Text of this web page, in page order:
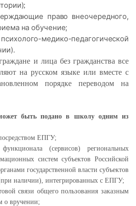
;
право внеочередного,
на обучение;
медико-педагогической
и лица без гражданства все
на русском языке или вместе с
порядке переводом на
быть подано в школу одним из
ЕПГУ;
(сервисов) региональных
систем субъектов Российской
государственной власти субъектов
наличии), интегрированных с ЕПГУ;
связи общего пользования заказным
о вручении;